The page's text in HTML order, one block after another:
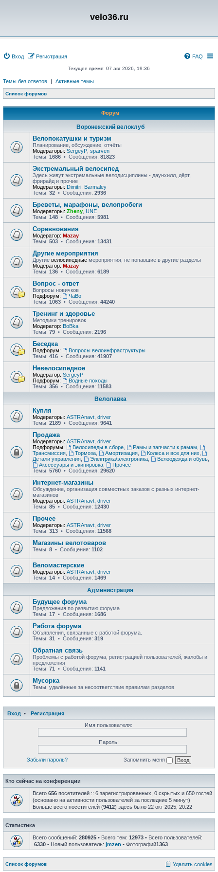
velo36.ru
Вход Регистрация FAQ
Текущее время: 07 авг 2026, 19:36
Темы без ответов | Активные темы
Список форумов
Форум
Воронежский велоклуб
Велопокатушки и туризм
Планирование, обсуждение, отчёты
Модераторы: SergeyP sparven
Темы: 1686 • Сообщения: 81823
Экстремальный велосипед
Здесь живут экстремальные велодисциплины - даунхилл, дёрт,
фрирайд и прочие
Модераторы: Dimitri Barmaley
Темы: 32 • Сообщения: 2936
Бреветы, марафоны, велопробеги
Модераторы: Zheny UNE
Темы: 148 • Сообщения: 5981
Соревнования
Модератор: Mazay
Темы: 503 • Сообщения: 13431
Другие мероприятия
Другие велосипедные мероприятия, не попавшие в другие разделы
Модератор: Mazay
Темы: 136 • Сообщения: 6189
Вопрос - ответ
Вопросы новичков
Подфорум:
ЧаВо
Темы: 1063 • Сообщения: 44240
Тренинг и здоровье
Методики тренировок
Модератор: BoBka
Темы: 79 • Сообщения: 2196
Беседка
Подфорум:
Вопросы велоинфраструктуры
Темы: 416 • Сообщения: 41907
Невелосипедное
Модератор: SergeyP
Подфорум:
Водные походы
Темы: 356 • Сообщения: 11583
Велолавка
Купля
Модераторы: ASTRAnavt driver
Темы: 2189 • Сообщения: 9641
Продажа
Модераторы: ASTRAnavt driver
Подфорумы:
Велосипеды в сборе, Рамы и запчасти к рамам
Трансмиссия
Тормоза, Амортизация, Колеса и все для них
Детали управления
Электрика\электроника, Велоодежда и обувь,
Аксессуары и экипировка,
Прочее
Темы: 5760 • Сообщения: 29620
Интернет-магазины
Обсуждение, организация совместных заказов с разных интернет-
магазинов
Модераторы: ASTRAnavt driver
Темы: 85 • Сообщения: 12430
Прочее
Модераторы: ASTRAnavt driver
Темы: 313 • Сообщения: 11568
Магазины велотоваров
Темы: 8 • Сообщения: 1102
Веломастерские
Модераторы: ASTRAnavt driver
Темы: 14 • Сообщения: 1469
Администрация
Будущее форума
Предложения по развитию форума
Темы: 17 • Сообщения: 1686
Работа форума
Объявления, связанные с работой форума.
Темы: 31 • Сообщения: 319
Обратная связь
Проблемы с работой форума, регистрацией пользователей, жалобы и
предложения
Темы: 71 • Сообщения: 1141
Мусорка
Темы, удалённые за несоответствие правилам разделов.
Вход •
Регистрация
Имя пользователя:
Пароль:
Забыли пароль? Запомнить меня
Кто сейчас на конференции
Всего 656 посетителей :: 6 зарегистрированных, 0 скрытых и 650 гостей
(основано на активности пользователей за последние 5 минут)
Больше всего посетителей (9412) здесь было 22 окт 2025, 20:22
Статистика
Всего сообщений: 280925 • Всего тем: 12973 • Всего пользователей:
6330 • Новый пользователь: jmzen • Фотографий1363
Список форумов Удалить cookies